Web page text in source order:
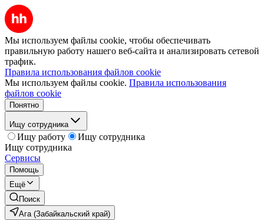
Мы используем файлы cookie, чтобы обеспечивать
правильную работу нашего веб-сайта и анализировать сетевой
трафик.
Правила использования файлов cookie
Мы используем файлы cookie. Правила использования
файлов cookie
Понятно
Ищу сотрудника
Ищу работу
Ищу сотрудника
Ищу сотрудника
Сервисы
Помощь
Ещё
Поиск
Ага (Забайкальский край)